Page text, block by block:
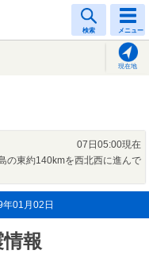
検索 メニュー
現在地
07日05:00現在
の東約140kmを西北西に進んで
年01月02日
報